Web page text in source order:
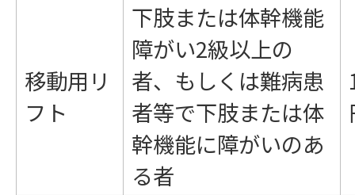
移動用リ
フト
下肢または体幹機能
障がい2級以上の
者、もしくは難病患
者等で下肢または体
幹機能に障がいのあ
る者